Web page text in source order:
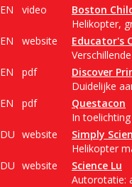
EN
video
Boston
Helikopter,
EN
website
Educator's
EN
pdf
Discover
Duidelijke
EN
pdf
Questacon
In
DU website
Simply
Helikopter
DU website
Science Lu
Autorotatie: